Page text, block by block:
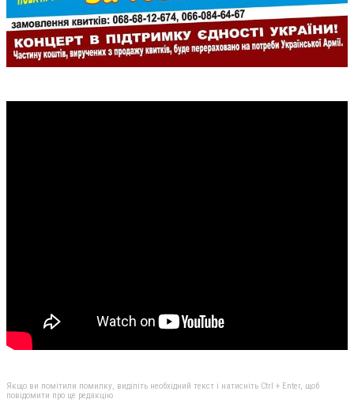
Якщо ви помітили помилку, виділіть необхідний текст і натисніть Ctrl + Enter, щоб
повідомити про це редакцію